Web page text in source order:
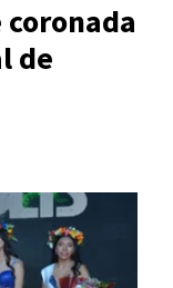
coronada
de